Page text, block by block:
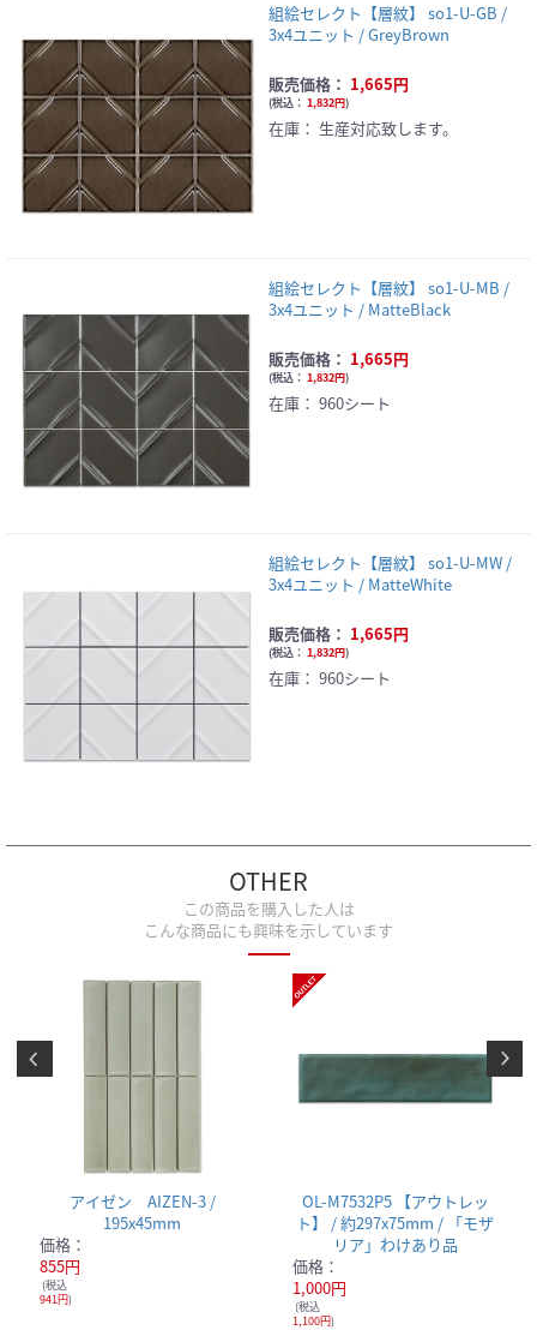
組絵セレクト【層紋】 so1-U-GB /
3x4ユニット / GreyBrown
販売価格： 1,665円
(税込： 1,832円)
在庫： 生産対応致します。
組絵セレクト【層紋】 so1-U-MB /
3x4ユニット / MatteBlack
販売価格： 1,665円
(税込： 1,832円)
在庫： 960シート
組絵セレクト【層紋】 so1-U-MW /
3x4ユニット / MatteWhite
販売価格： 1,665円
(税込： 1,832円)
在庫： 960シート
OTHER
この商品を購入した人は
こんな商品にも興味を示しています
アイゼン AIZEN-3 /
195x45mm
価格：
855円
(税込
941円)
OL-M7532P5 【アウトレッ
ト】 / 約297x75mm / 「モザ
リア」わけあり品
価格：
1,000円
(税込
1,100円)